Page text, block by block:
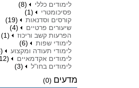
לימודים כללי
(8)
פסיכומטרי
(1)
קורסים וסדנאות
(19)
שיעורים פרטיים
(4)
הפרעות קשב וריכוז
(1)
לימודי שפות
(6)
לימודי תעודה ומקצוע
(8)
לימודים אקדמאיים
(12)
לימודים בחו"ל
(3)
מדעים (0)